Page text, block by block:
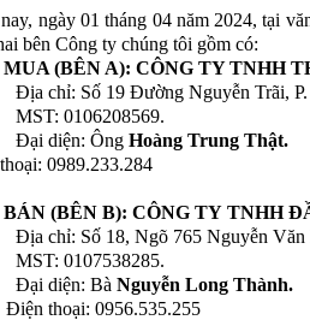
ngày 01 tháng 04 năm 2024, tại
bên Công ty chúng tôi gồm có:
MUA (BÊN A): CÔNG TY TNHH
Số 19 Đường Nguyễn Trãi, P.
0106208569.
diện: Ông Hoàng Trung Thật.
0989.233.284
BÁN (BÊN B): CÔNG TY TNHH
Số 18, Ngõ 765 Nguyễn Văn
0107538285.
diện: Bà Nguyễn
Điện thoại: 0956.535.255